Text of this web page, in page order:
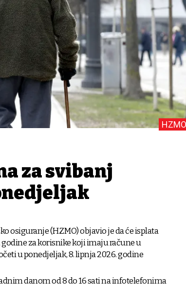
za svibanj
osiguranje (HZMO) objavio je da će isplata
za korisnike koji imaju račune u
u ponedjeljak, 8. lipnja 2026. godine
danom od 8 do 16 sati na infotelefonima